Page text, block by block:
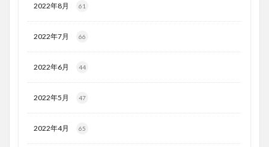
2022年8月 61
2022年7月 66
2022年6月 44
2022年5月 47
2022年4月 65